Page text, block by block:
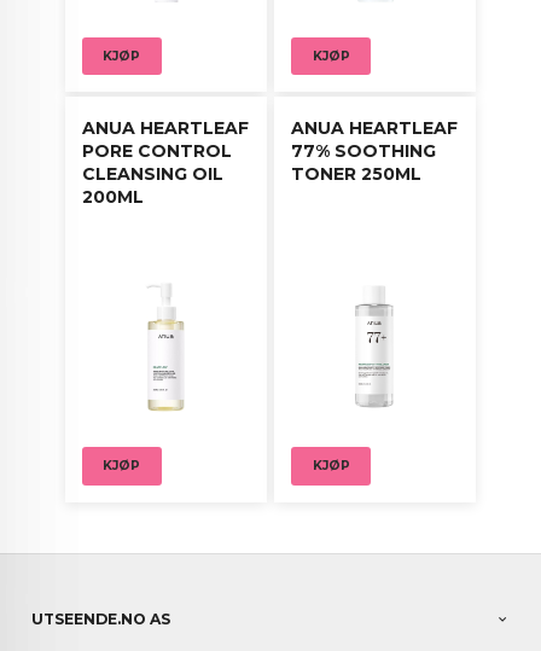
KJØP KJØP
ANUA HEARTLEAF
PORE CONTROL
CLEANSING OIL
200ML
KJØP
ANUA HEARTLEAF
77% SOOTHING
TONER 250ML
KJØP
UTSEENDE.NO AS